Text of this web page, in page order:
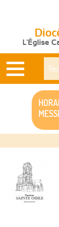
L'Église
Vous
êtes